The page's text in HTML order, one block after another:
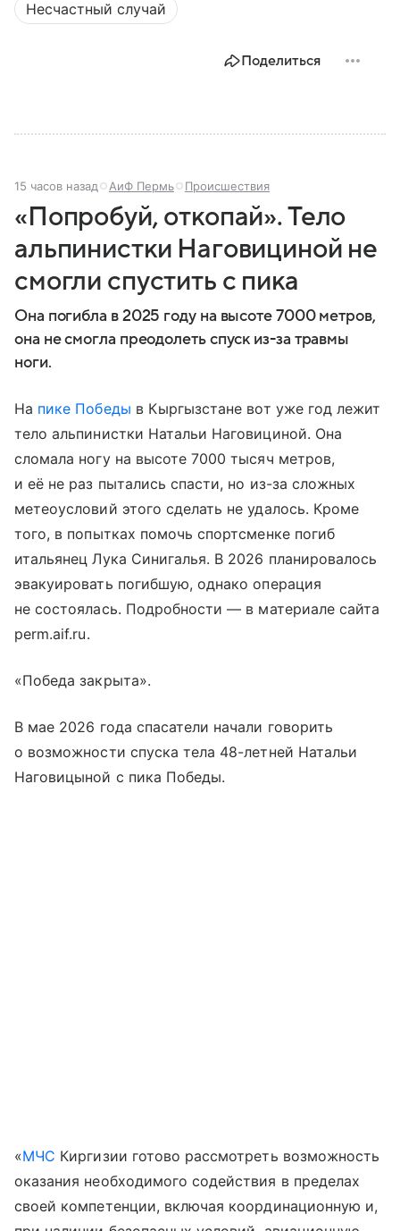
Несчастный случай
Поделиться
15 часов назад АиФ Пермь Происшествия
«Попробуй, откопай». Тело
альпинистки Наговициной не
смогли спустить с пика
Она погибла в 2025 году на высоте 7000 метров,
она не смогла преодолеть спуск из-за травмы
ноги.
На пике Победы в Кыргызстане вот уже год лежит
тело альпинистки Натальи Наговициной. Она
сломала ногу на высоте 7000 тысяч метров,
и её не раз пытались спасти, но из-за сложных
метеоусловий этого сделать не удалось. Кроме
того, в попытках помочь спортсменке погиб
итальянец Лука Синигалья. В 2026 планировалось
эвакуировать погибшую, однако операция
не состоялась. Подробности — в материале сайта
perm.aif.ru.
«Победа закрыта».
В мае 2026 года спасатели начали говорить
о возможности спуска тела 48-летней Натальи
Наговицыной с пика Победы.
«МЧС Киргизии готово рассмотреть возможность
оказания необходимого содействия в пределах
своей компетенции, включая координационную и,